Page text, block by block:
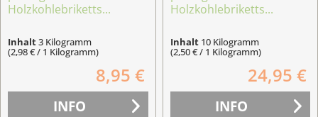
Holzkohlebriketts...
Inhalt3 Kilogramm
(2,98 € / 1 Kilogramm)
8,95 €
INFO
Holzkohlebriketts...
Inhalt 10 Kilogramm
(2,50 € / 1 Kilogramm)
24,95 €
INFO